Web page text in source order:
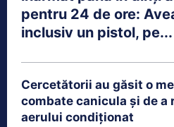
pentru 24 de ore:
inclusiv un pistol, pe...
Cercetătorii au găsit o
combate canicula și de a
aerului condiționat